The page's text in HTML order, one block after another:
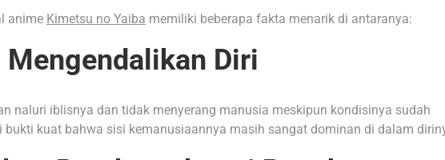
anime Kimetsu no Yaiba memiliki beberapa fakta menarik di antaranya:
Mengendalikan Diri
naluri iblisnya dan tidak menyerang manusia meskipun kondisinya sudah
bukti kuat bahwa sisi kemanusiaannya masih sangat dominan di dalam